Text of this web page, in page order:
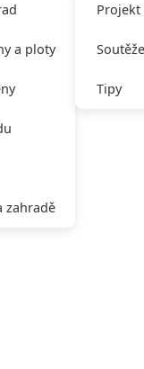
a ploty
zahradě
Tipy